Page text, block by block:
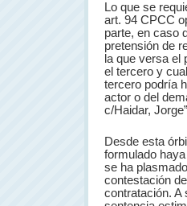
Lo que se
art. 94 CPCC
parte, en caso
pretensión de
la que versa el
el tercero y
tercero podría
actor o del
c/Haidar,
Desde esta
formulado
se ha
contestación
contratación. A